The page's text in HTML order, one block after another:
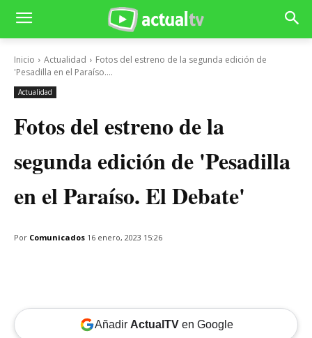
Inicio Actualidad
Fotos del estreno de la segunda edición de
'Pesadilla en el Paraíso....
Actualidad
Fotos del estreno de la
segunda edición de 'Pesadilla
en el Paraíso. El Debate'
Por Comunicados 16 enero, 2023 15:26
Añadir ActualTVen Google